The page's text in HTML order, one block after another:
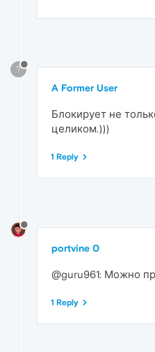
?
A Former User
Блокирует не
целиком.)))
1 Reply
portvine 0
@guru961: Можно
1 Reply